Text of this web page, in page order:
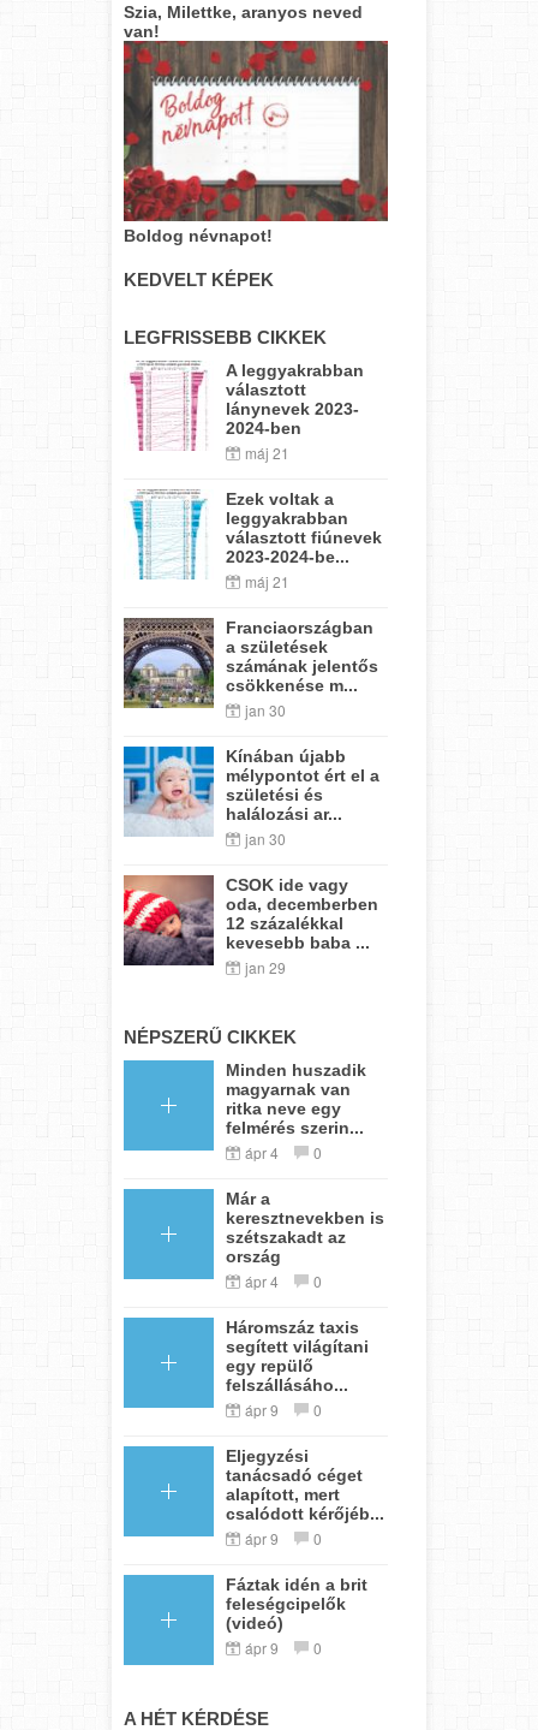
Szia, Milettke, aranyos neved
van!
Boldog névnapot!
KEDVELT KÉPEK
LEGFRISSEBB CIKKEK
A leggyakrabban
választott
lánynevek 2023-
2024-ben
máj 21
Ezek voltak a
leggyakrabban
választott fiúnevek
2023-2024-be...
máj 21
Franciaországban
a születések
számának jelentős
csökkenése m...
jan 30
Kínában újabb
mélypontot ért el a
születési és
halálozási ar...
jan 30
CSOK ide vagy
oda, decemberben
12 százalékkal
kevesebb baba ...
jan 29
NÉPSZERŰ CIKKEK
Minden huszadik
magyarnak van
ritka neve egy
felmérés szerin...
ápr 4 0
Már a
keresztnevekben is
szétszakadt az
ország
ápr 4 0
Háromszáz taxis
segített világítani
egy repülő
felszállásáho...
ápr 9 0
Eljegyzési
tanácsadó céget
alapított, mert
csalódott kérőjéb...
ápr 9 0
Fáztak idén a brit
feleségcipelők
(videó)
ápr 9 0
A HÉT KÉRDÉSE